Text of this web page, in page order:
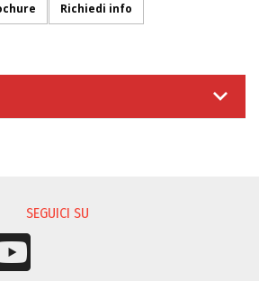
Richiedi info
SEGUICI SU